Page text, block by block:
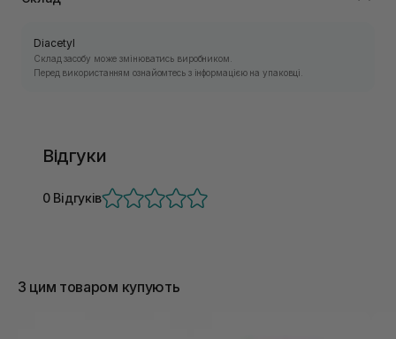
Diacetyl
Склад засобу може змінюватись виробником.
Перед використанням ознайомтесь з інформацією на упаковці.
Відгуки
0 Відгуків
З цим товаром купують